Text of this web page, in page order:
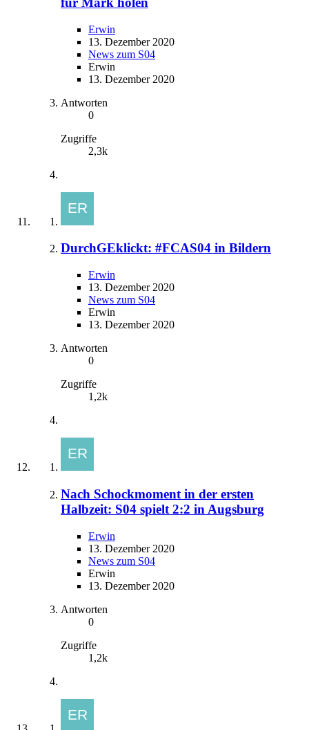
Erwin
13. Dezember 2020
News zum S04
Erwin
13. Dezember 2020
Antworten
0
Zugriffe
2,3k
DurchGEklickt: #FCAS04 in Bildern
Erwin
13. Dezember 2020
News zum S04
Erwin
13. Dezember 2020
Antworten
0
Zugriffe
1,2k
Nach Schockmoment in der ersten
Halbzeit: S04 spielt 2:2 in Augsburg
Erwin
13. Dezember 2020
News zum S04
Erwin
13. Dezember 2020
Antworten
0
Zugriffe
1,2k